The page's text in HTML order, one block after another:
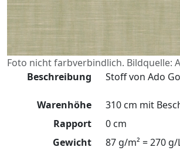
Foto nicht farbverbindlich. Bildquelle:
Beschreibung
Stoff von Ado
Warenhöhe
310 cm mit
Rapport
0 cm
Gewicht
87 g/m² = 270